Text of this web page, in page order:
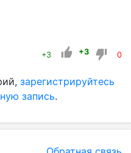
+3 +3 0
зарегистрируйтесь
запись.